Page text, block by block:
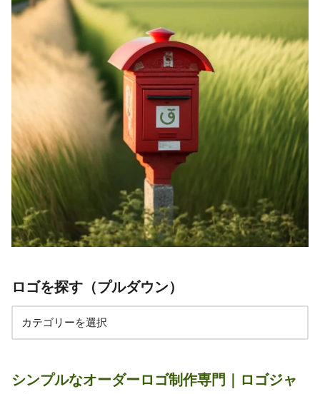
ロゴを探す（プルダウン）
シンプルなオーダーロゴ制作専門｜ロゴジャ